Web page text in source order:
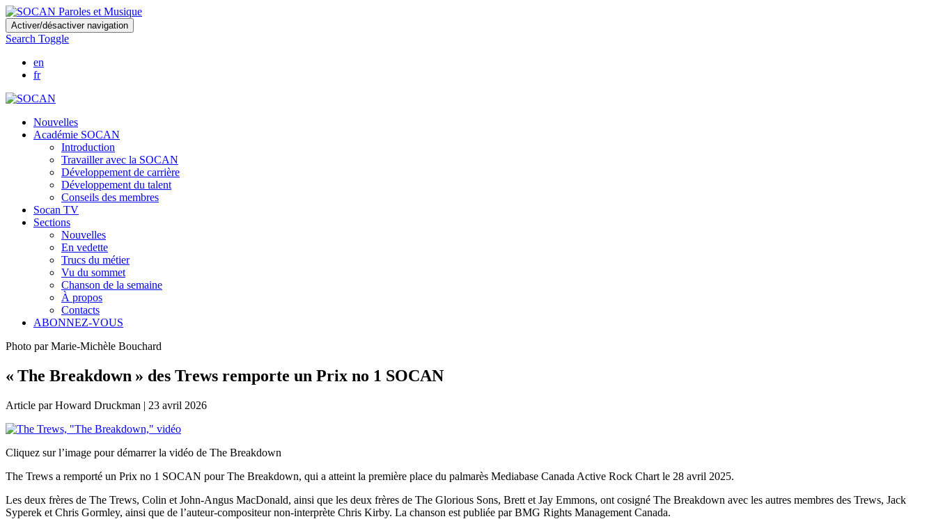
Skip
to
main
content
Activer/désactiver navigation
Search Toggle
en
fr
Nouvelles
Académie SOCAN
Introduction
Travailler avec la SOCAN
Développement de carrière
Développement du talent
Conseils des membres
Socan TV
Sections
Nouvelles
En vedette
Trucs du métier
Vu du sommet
Chanson de la semaine
À propos
Contacts
ABONNEZ-VOUS
Photo par Marie-Michèle Bouchard
« The Breakdown » des Trews remporte un Prix no 1 SOCAN
Article par Howard Druckman | 23 avril 2026
Cliquez sur l’image pour démarrer la vidéo de The Breakdown
The Trews a remporté un Prix no 1 SOCAN pour The Breakdown, qui a atteint la première place du palmarès Mediabase Canada Active Rock Chart le 28 avril 2025.
Les deux frères de The Trews, Colin et John-Angus MacDonald, ainsi que les deux frères de The Glorious Sons, Brett et Jay Emmons, ont cosigné The Breakdown avec les autres membres des Trews, Jack
Syperek et Chris Gormley, ainsi que de l’auteur-compositeur non-interprète Chris Kirby. La chanson est publiée par BMG Rights Management Canada.